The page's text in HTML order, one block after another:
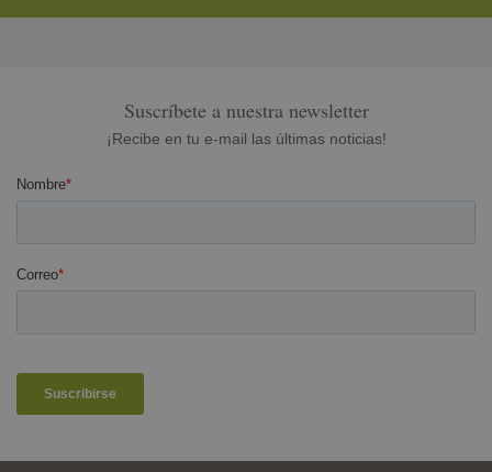
Suscríbete a nuestra newsletter
¡Recibe en tu e-mail las últimas noticias!